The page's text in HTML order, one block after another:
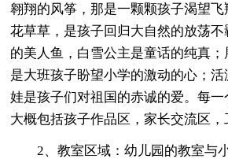
翱翔的风筝，那是一颗颗孩子渴望
花草草，是孩子回归大自然的放荡
的美人鱼，白雪公主是童话的纯真
是大班孩子盼望小学的激动的心；
娃是孩子们对祖国的赤诚的爱。每
大概包括孩子作品区，家长交流区，
2、教室区域：幼儿园的教室与